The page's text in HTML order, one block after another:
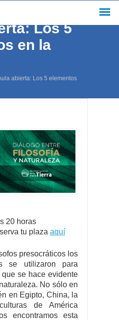
Los 5
en la
abierta: Los 5 elementos
20 horas
tu plaza aquí
presocráticos los
se utilizaron para
se hace evidente
No sólo en
en Egipto, China, la
de América
encontramos esta